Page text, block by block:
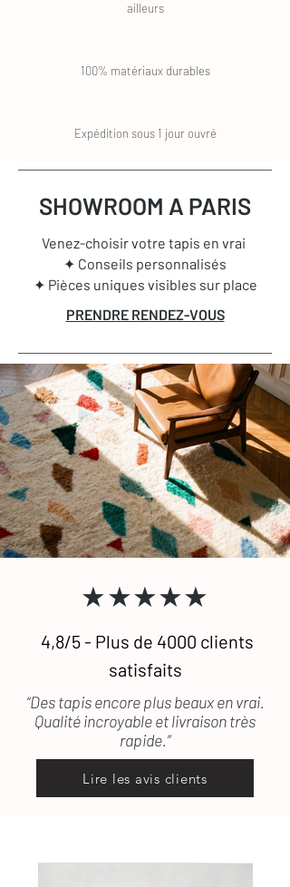
ailleurs
100% matériaux durables
Expédition sous 1 jour ouvré
SHOWROOM A PARIS
Venez-choisir votre tapis en vrai
✦ Conseils personnalisés
✦ Pièces uniques visibles sur place
PRENDRE RENDEZ-VOUS
★★★★★
4,8/5 - Plus de 4000 clients
satisfaits
“Des tapis encore plus beaux en vrai.
Qualité incroyable et livraison très
rapide.”
Lire les avis clients